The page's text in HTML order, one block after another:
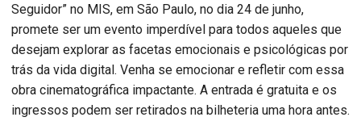
Seguidor” no MIS, em São Paulo, no dia 24 de junho,
promete ser um evento imperdível para todos aqueles que
desejam explorar as facetas emocionais e psicológicas por
trás da vida digital. Venha se emocionar e refletir com essa
obra cinematográfica impactante. A entrada é gratuita e os
ingressos podem ser retirados na bilheteria uma hora antes.